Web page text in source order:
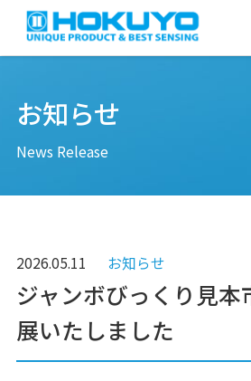
お知らせ
News Release
2026.05.11 お知らせ
ジャンボびっくり見本
展いたしました